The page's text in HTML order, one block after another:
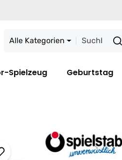
Alle Kategorien
Spielzeug Geburtstag